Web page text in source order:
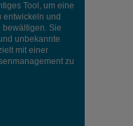
Tool, um eine
entwickeln und
bewältigen. Sie
unbekannte
mit einer
zu